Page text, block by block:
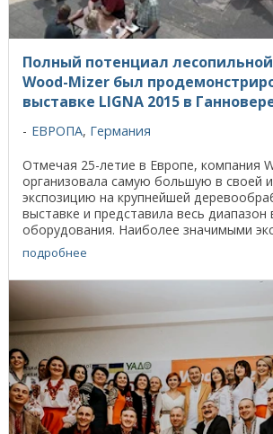
Полный потенциал
Wood-Mizer был
выставке LIGNA 2015 в
ЕВРОПА, Германия
Отмечая 25-летие в Европе, компания
организовала самую большую в своей
экспозицию на крупнейшей
выставке и представила весь диапазон
оборудования. Наиболее значимыми
стенде ...
подробнее